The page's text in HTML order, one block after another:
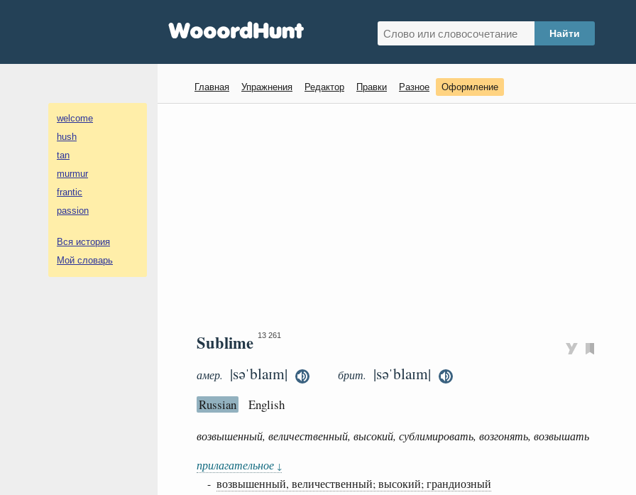
welcome
hush
tan
murmur
frantic
passion
Вся история
Мой словарь
Главная Упражнения Редактор Правки Разное Оформление
Sublime 13 261
амер. |səˈblaɪm| брит. |səˈblaɪm|
Russian English
возвышенный, величественный, высокий, сублимировать, возгонять, возвышать
прилагательное ↓
- возвышенный, величественный; высокий; грандиозный